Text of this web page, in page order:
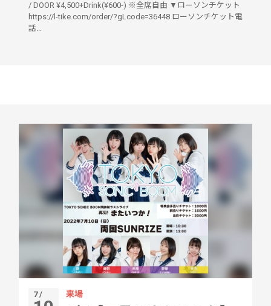
/ DOOR ¥4,500+Drink(¥600-) ※全席自由 ▼ローソンチケット
https://l-tike.com/order/?gLcode=36448 ローソンチケット電
話...
7 / 来場